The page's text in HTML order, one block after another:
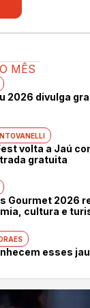
MÊS
2026 divulga
volta a Jaú
gratuita
Gourmet 2026
cultura e
esses